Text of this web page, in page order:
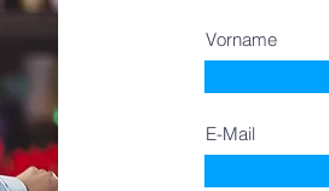
Vorname
E-Mail